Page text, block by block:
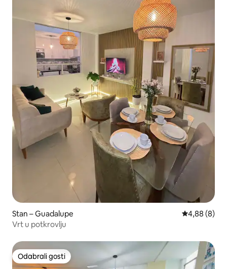
Stan – Guadalupe Prosječna
4,88 (8)
Vrt u potkrovlju
Odabrali gosti
Odabrali gosti